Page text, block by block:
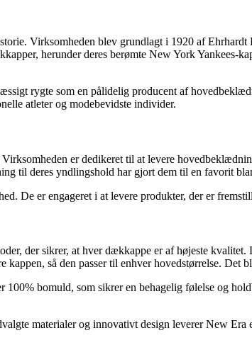
Virksomheden blev grundlagt i 1920 af
herunder deres berømte New York
rygte som en pålidelig producent af
atleter og modebevidste individer.
er dedikeret til at levere
til deres yndlingshold har gjort dem til en favorit
De er engageret i at levere produkter, der er
der sikrer, at hver dækkappe er af højeste
så den passer til enhver hovedstørrelse.
100% bomuld, som sikrer en behagelig følelse og
materialer og innovativt design leverer New